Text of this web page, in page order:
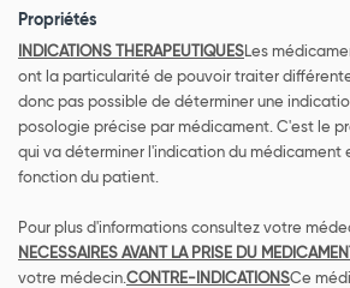
Propriétés
INDICATIONS THERAPEUTIQUESLes
ont la particularité de pouvoir traiter
donc pas possible de déterminer une
posologie précise par médicament. C'est le
qui va déterminer l'indication du médicament
fonction du patient.
Pour plus d'informations consultez votre
NECESSAIRES AVANT LA PRISE DU
votre médecin.CONTRE-INDICATIONSCe